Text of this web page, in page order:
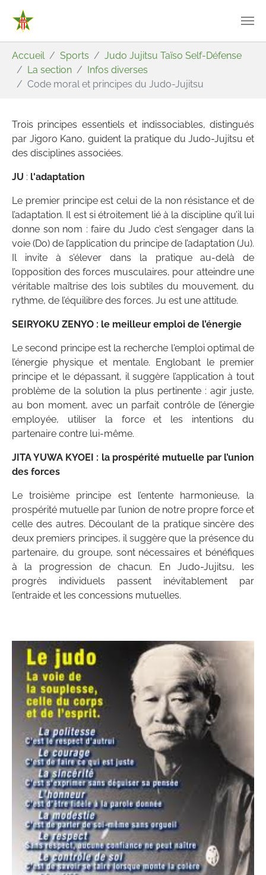
Accueil Sports
Judo Jujitsu Taïso Self-Défense
La section
Infos diverses
Code moral et principes du Judo-Jujitsu
Trois principes essentiels et indissociables, distingués
par Jigoro Kano, guident la pratique du Judo-Jujitsu et
des disciplines associées.
JU : l'adaptation
Le premier principe est celui de la non résistance et de
l’adaptation. Il est si étroitement lié à la discipline qu’il lui
donne son nom : faire du Judo c’est s’engager dans la
voie (Do) de l’application du principe de l’adaptation (Ju).
Il invite à s’élever dans la pratique au-delà de
l’opposition des forces musculaires, pour atteindre une
véritable maîtrise des lois subtiles du mouvement, du
rythme, de l’équilibre des forces. Ju est une attitude.
SEIRYOKU ZENYO : le meilleur emploi de l’énergie
Le second principe est la recherche l'emploi optimal de
l’énergie physique et mentale. Englobant le premier
principe et le dépassant, il suggère l’application à tout
problème de la solution la plus pertinente : agir juste,
au bon moment, avec un parfait contrôle de l’énergie
employée, utiliser la force et les intentions du
partenaire contre lui-même.
JITA YUWA KYOEI : la prospérité mutuelle par l’union
des forces
Le troisième principe est l’entente harmonieuse, la
prospérité mutuelle par l’union de notre propre force et
celle des autres. Découlant de la pratique sincère des
deux premiers principes, il suggère que la présence du
partenaire, du groupe, sont nécessaires et bénéfiques
à la progression de chacun. En Judo-Jujitsu, les
progrès individuels passent inévitablement par
l’entraide et les concessions mutuelles.